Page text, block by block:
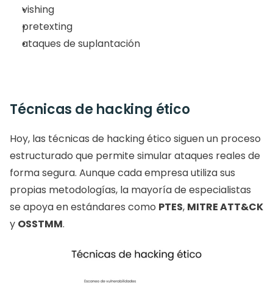
vishing
pretexting
ataques de suplantación
Técnicas de hacking ético
Hoy, las técnicas de hacking ético siguen un proceso
estructurado que permite simular ataques reales de
forma segura. Aunque cada empresa utiliza sus
propias metodologías, la mayoría de especialistas
se apoya en estándares como PTES, MITRE ATT&CK
y OSSTMM.